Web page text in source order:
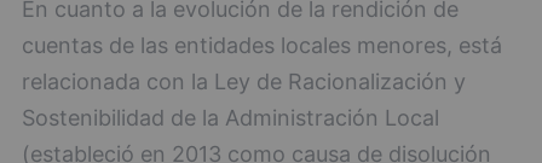
En cuanto a la evolución de la rendición de
cuentas de las entidades locales menores, está
relacionada con la Ley de Racionalización y
Sostenibilidad de la Administración Local
(estableció en 2013 como causa de disolución